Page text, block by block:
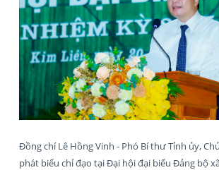
Đồng chí Lê Hồng Vinh - Phó Bí thư Tỉnh ủy,
phát biểu chỉ đạo tại Đại hội đại biểu Đảng bộ